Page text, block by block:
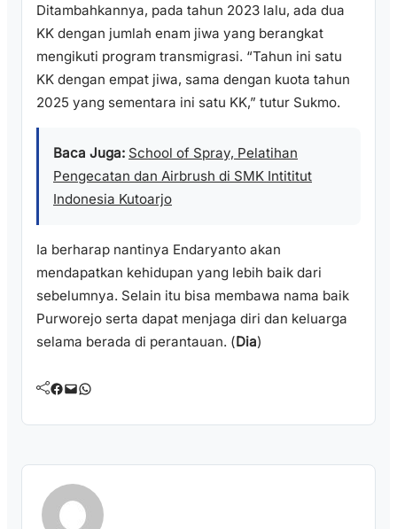
Ditambahkannya, pada tahun 2023 lalu, ada dua
KK dengan jumlah enam jiwa yang berangkat
mengikuti program transmigrasi. “Tahun ini satu
KK dengan empat jiwa, sama dengan kuota tahun
2025 yang sementara ini satu KK,” tutur Sukmo.
Baca Juga: School of Spray, Pelatihan
Pengecatan dan Airbrush di SMK Intititut
Indonesia Kutoarjo
Ia berharap nantinya Endaryanto akan
mendapatkan kehidupan yang lebih baik dari
sebelumnya. Selain itu bisa membawa nama baik
Purworejo serta dapat menjaga diri dan keluarga
selama berada di perantauan. (Dia)
Facebook Mail WhatsApp